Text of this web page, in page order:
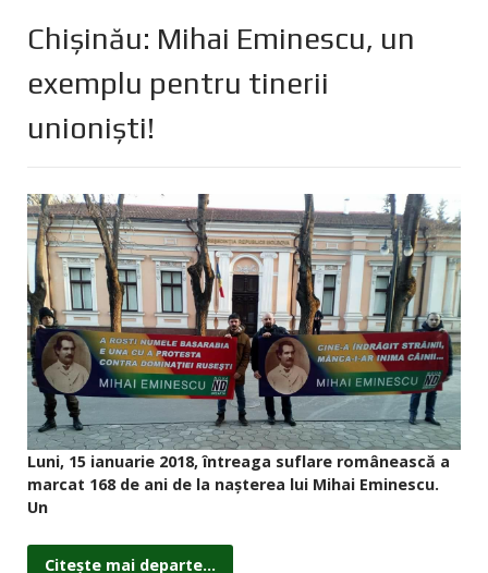
Chișinău: Mihai Eminescu, un
exemplu pentru tinerii
unioniști!
Luni, 15 ianuarie 2018, întreaga suflare românească a
marcat 168 de ani de la nașterea lui Mihai Eminescu.
Un
Citește mai departe...